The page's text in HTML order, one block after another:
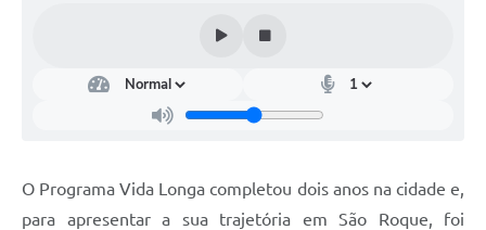
Bolsas de estudo da Escola Cooperativa
Departamento de Bem-Estar Social
O Programa Vida Longa completou dois anos na cidade e,
para apresentar a sua trajetória em São Roque, foi